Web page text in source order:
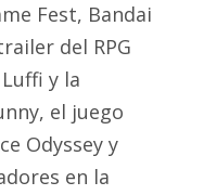
Fest, Bandai
del RPG
y la
el juego
Odyssey y
en la